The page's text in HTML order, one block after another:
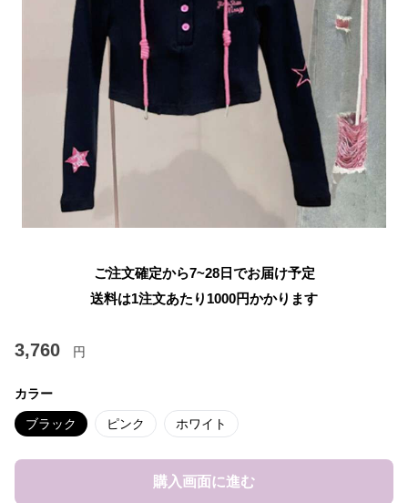
ご注文確定から7~28日でお届け予定
送料は1注文あたり 1000円かかります
3,760 円
カラー
ブラック ピンク ホワイト
購入画面に進む